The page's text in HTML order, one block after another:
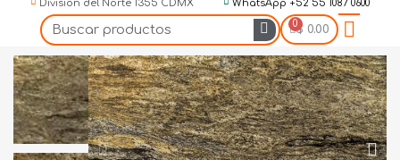
División del Norte 1355 CDMX WhatsApp +52 55 1087 0600
$ 0.00